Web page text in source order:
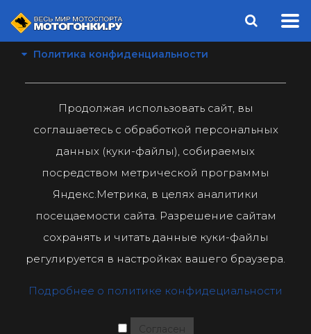
Политика конфиденциальности
Продолжая использовать сайт, вы
соглашаетесь с обработкой персональных
данных (куки-файлы), собираемых
посредством метрической программы
Яндекс.Метрика, в целях аналитики
посещаемости сайта. Разрешение сайтам
сохранять и читать данные куки-файлы
регулируется в настройках вашего браузера.
Подробнее о политике конфидециальности
Согласен